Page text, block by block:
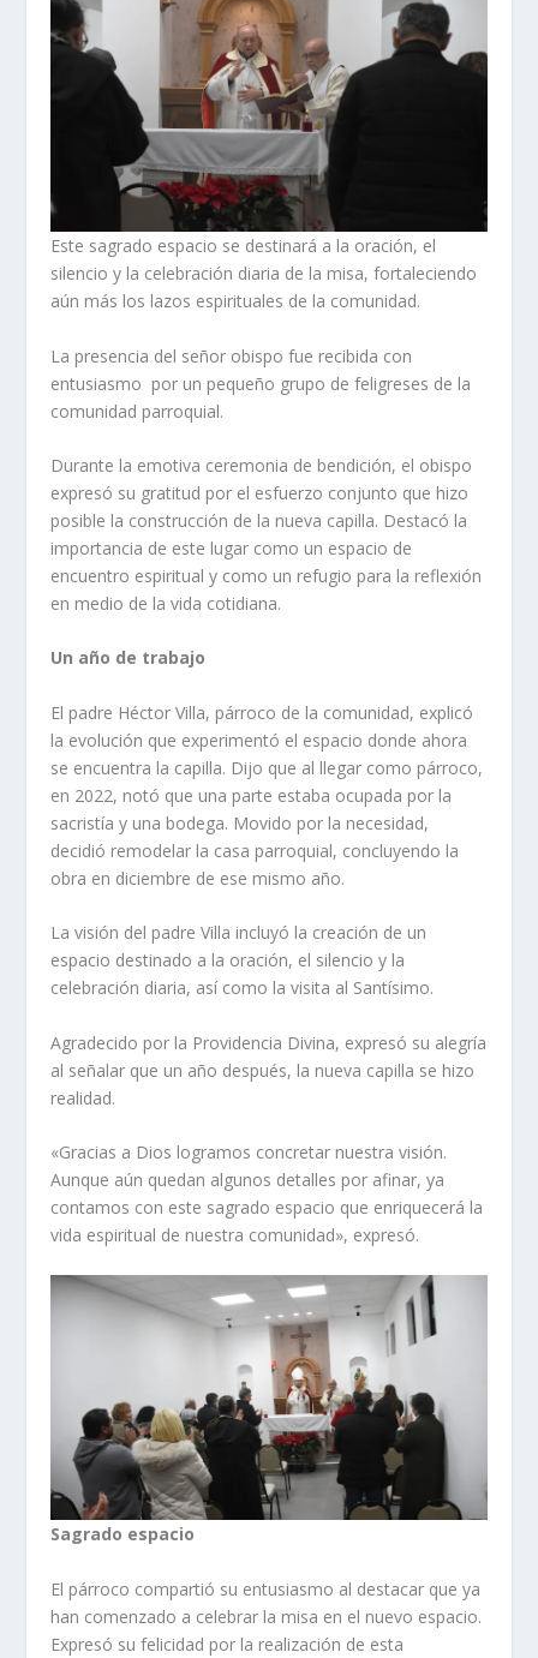
Este sagrado espacio se destinará a la oración, el
silencio y la celebración diaria de la misa, fortaleciendo
aún más los lazos espirituales de la comunidad.
La presencia del señor obispo fue recibida con
entusiasmo por un pequeño grupo de feligreses de la
comunidad parroquial.
Durante la emotiva ceremonia de bendición, el obispo
expresó su gratitud por el esfuerzo conjunto que hizo
posible la construcción de la nueva capilla. Destacó la
importancia de este lugar como un espacio de
encuentro espiritual y como un refugio para la reflexión
en medio de la vida cotidiana.
Un año de trabajo
El padre Héctor Villa, párroco de la comunidad, explicó
la evolución que experimentó el espacio donde ahora
se encuentra la capilla. Dijo que al llegar como párroco,
en 2022, notó que una parte estaba ocupada por la
sacristía y una bodega. Movido por la necesidad,
decidió remodelar la casa parroquial, concluyendo la
obra en diciembre de ese mismo año.
La visión del padre Villa incluyó la creación de un
espacio destinado a la oración, el silencio y la
celebración diaria, así como la visita al Santísimo.
Agradecido por la Providencia Divina, expresó su alegría
al señalar que un año después, la nueva capilla se hizo
realidad.
«Gracias a Dios logramos concretar nuestra visión.
Aunque aún quedan algunos detalles por afinar, ya
contamos con este sagrado espacio que enriquecerá la
vida espiritual de nuestra comunidad», expresó.
Sagrado espacio
El párroco compartió su entusiasmo al destacar que ya
han comenzado a celebrar la misa en el nuevo espacio.
Expresó su felicidad por la realización de esta